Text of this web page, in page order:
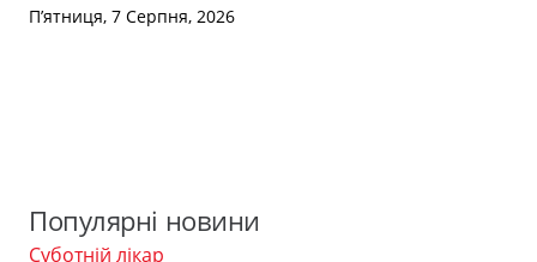
П’ятниця, 7 Серпня, 2026
Популярні новини
Суботній лікар